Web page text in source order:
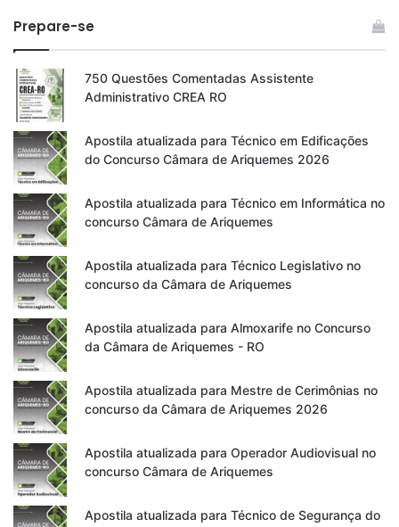
Prepare-se
750 Questões Comentadas Assistente
Administrativo CREA RO
Apostila atualizada para Técnico em Edificações
do Concurso Câmara de Ariquemes 2026
Apostila atualizada para Técnico em Informática no
concurso Câmara de Ariquemes
Apostila atualizada para Técnico Legislativo no
concurso da Câmara de Ariquemes
Apostila atualizada para Almoxarife no Concurso
da Câmara de Ariquemes - RO
Apostila atualizada para Mestre de Cerimônias no
concurso da Câmara de Ariquemes 2026
Apostila atualizada para Operador Audiovisual no
concurso Câmara de Ariquemes
Apostila atualizada para Técnico de Segurança do